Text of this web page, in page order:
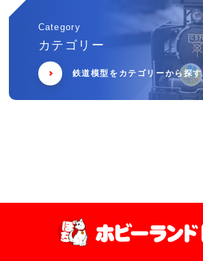
Category
カテゴリー
鉄道模型をカテゴリーから探す